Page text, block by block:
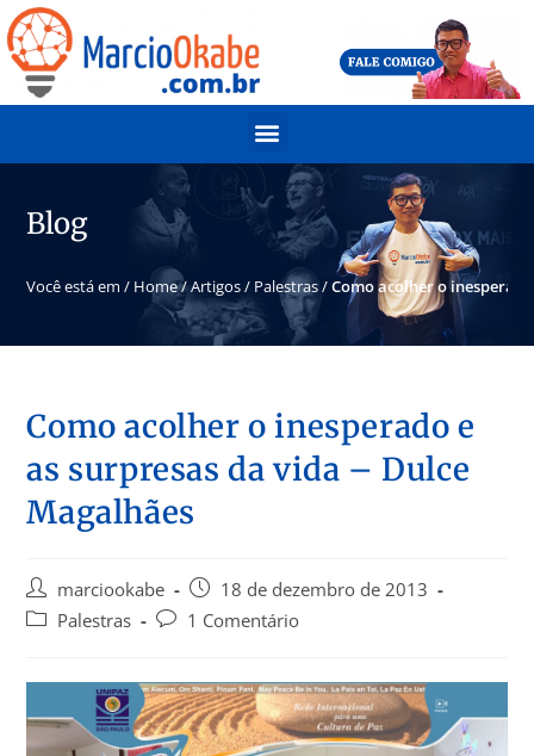
Blog
Você está em / Home/Artigos/ Palestras/Como acolher o
Como acolher o inesperado e
as surpresas da vida – Dulce
Magalhães
marciookabe
18 de dezembro de 2013
Palestras
1 Comentário